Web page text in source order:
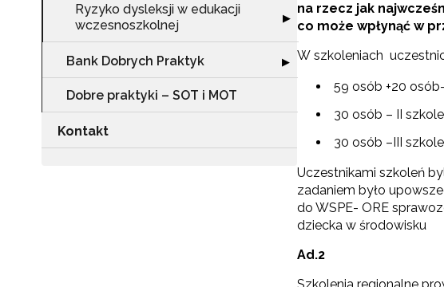
Ryzyko dysleksji w edukacji
wczesnoszkolnej
Rozwiń sekcję "Ryzyko dysleksji
▶
Bank Dobrych Praktyk Rozwiń sekcję "Bank Dobrych
▶
Dobre praktyki – SOT i MOT
Kontakt
na rzecz jak
co może wpłynąć w
W szkoleniach
59 osób +20
30 osób – II
30 osób –III
Uczestnikami szkoleń
zadaniem było
do WSPE- ORE
dziecka w środowisku
Ad.2